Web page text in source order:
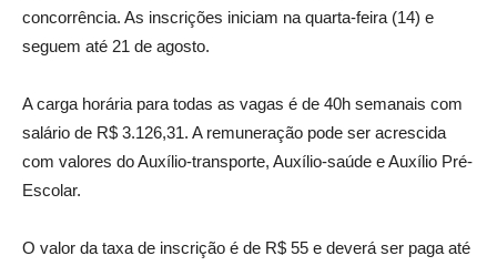
concorrência. As inscrições iniciam na quarta-feira (14) e
seguem até 21 de agosto.
A carga horária para todas as vagas é de 40h semanais com
salário de R$ 3.126,31. A remuneração pode ser acrescida
com valores do Auxílio-transporte, Auxílio-saúde e Auxílio Pré-
Escolar.
O valor da taxa de inscrição é de R$ 55 e deverá ser paga até